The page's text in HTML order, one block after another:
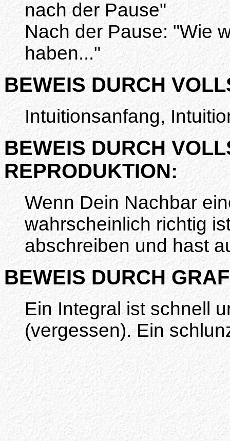
nach der Pause"
Nach der Pause: "Wie
haben..."
BEWEIS DURCH
Intuitionsanfang,
BEWEIS DURCH
REPRODUKTION:
Wenn Dein Nachbar
wahrscheinlich richtig
abschreiben und hast
BEWEIS DURCH
Ein Integral ist schnell
(vergessen). Ein